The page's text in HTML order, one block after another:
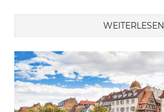
WEITERLESEN